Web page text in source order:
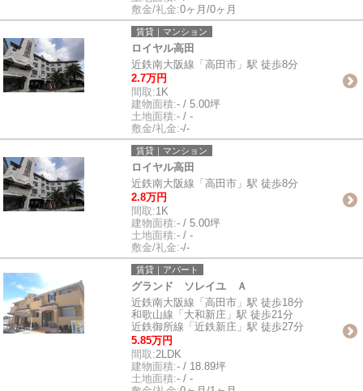
敷金/礼金:0ヶ月/0ヶ月
賃貸｜マンション
ロイヤル高田
近鉄南大阪線「高田市」駅 徒歩8分
2.7万円
間取:1K
建物面積:- / 5.00坪
土地面積:- / -
敷金/礼金:-/-
賃貸｜マンション
ロイヤル高田
近鉄南大阪線「高田市」駅 徒歩8分
2.8万円
間取:1K
建物面積:- / 5.00坪
土地面積:- / -
敷金/礼金:-/-
賃貸｜アパート
グランド ソレイユ Ａ
近鉄南大阪線「高田市」駅 徒歩18分
和歌山線「大和新庄」駅 徒歩21分
近鉄御所線「近鉄新庄」駅 徒歩27分
5.85万円
間取:2LDK
建物面積:- / 18.89坪
土地面積:- / -